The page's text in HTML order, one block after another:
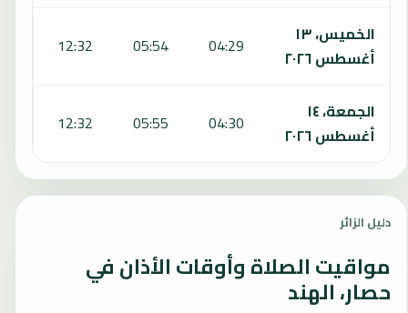
الخميس، ١٣
أغسطس ٢٠٢٦
04:29
05:54
12:32
الجمعة، ١٤
أغسطس ٢٠٢٦
04:30
05:55
12:32
دليل الزائر
مواقيت الصلاة وأوقات الأذان في
حصار، الهند